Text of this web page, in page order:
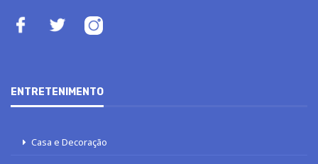
ENTRETENIMENTO
Casa e Decoração